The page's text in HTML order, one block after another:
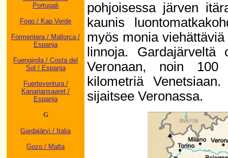
Portugali
Fogo / Kap Verde
Formentera / Mallorca /
Espanja
Fuengirola / Costa del
Sol / Espanja
Fuerteventura /
Kanariansaaret /
Espanja
G
Gardajärvi / Italia
Gozo / Malta
pohjoisessa järven
kaunis
myös monia
linnoja.
Veronaan, noin
kilometriä
sijaitsee Veronassa.